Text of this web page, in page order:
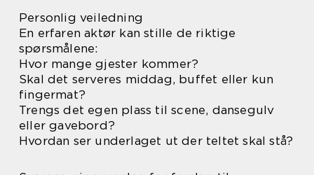
Personlig veiledning
En erfaren aktør kan stille de riktige
spørsmålene:
Hvor mange gjester kommer?
Skal det serveres middag, buffet eller kun
fingermat?
Trengs det egen plass til scene, dansegulv
eller gavebord?
Hvordan ser underlaget ut der teltet skal stå?